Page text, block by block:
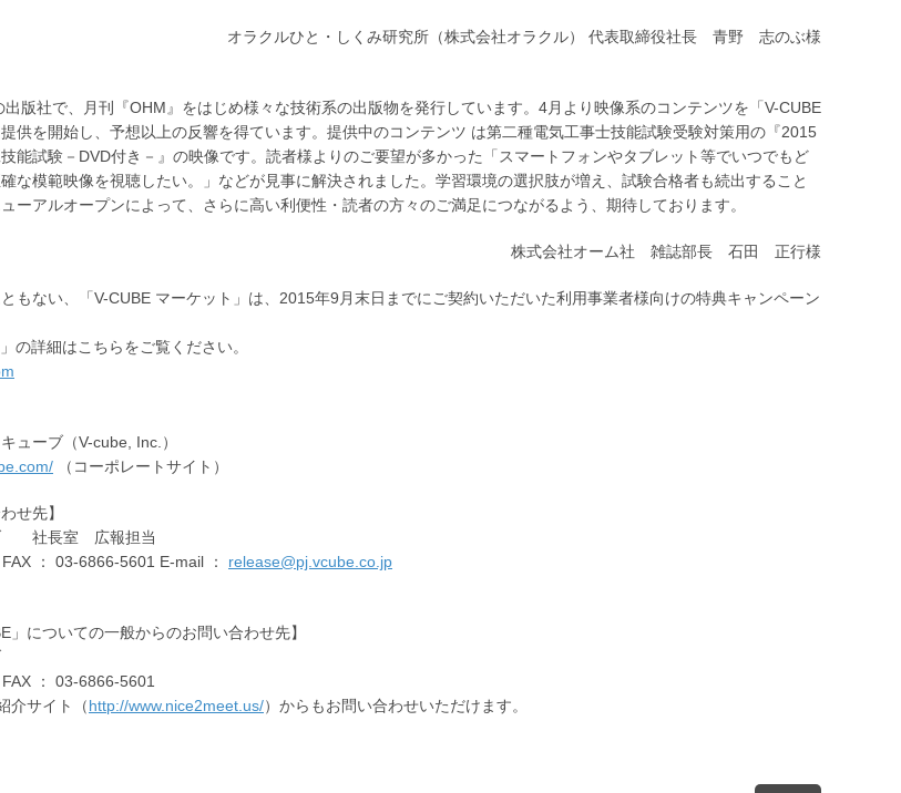
オラクルひと・しくみ研究所（株式会社オラクル） 代表取締役社長 青野 志のぶ様
版社で、月刊『OHM』をはじめ様々な技術系の出版物を発行しています。4月より映像系のコンテンツを「V-CUBE
供を開始し、予想以上の反響を得ています。提供中のコンテンツ は第二種電気工事士技能試験受験対策用の『2015
能試験－DVD付き－』の映像です。読者様よりのご要望が多かった「スマートフォンやタブレット等でいつでもど
な模範映像を視聴したい。」などが見事に解決されました。学習環境の選択肢が増え、試験合格者も続出すること
ーアルオープンによって、さらに高い利便性・読者の方々のご満足につながるよう、期待しております。
株式会社オーム社 雑誌部長 石田 正行様
もない、「V-CUBE マーケット」は、2015年9月末日までにご契約いただいた利用事業者様向けの特典キャンペーン
の詳細はこちらをご覧ください。
ューブ（V-cube, Inc.）
（コーポレートサイト）
せ先】
社長室 広報担当
： 03-6866-5601 E-mail ： release@pj.vcube.co.jp
」についての一般からのお問い合わせ先】
： 03-6866-5601
介サイト（http://www.nice2meet.us/）からもお問い合わせいただけます。